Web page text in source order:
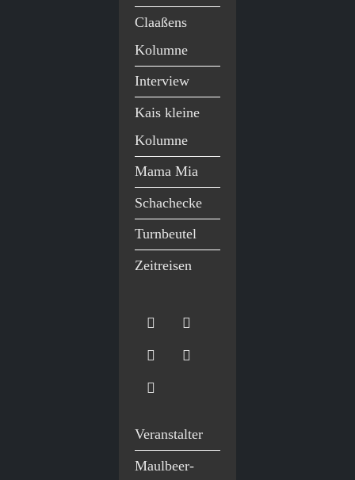
Claaßens
Kolumne
Interview
Kais kleine
Kolumne
Mama Mia
Schachecke
Turnbeutel
Zeitreisen
Veranstalter
Maulbeer-